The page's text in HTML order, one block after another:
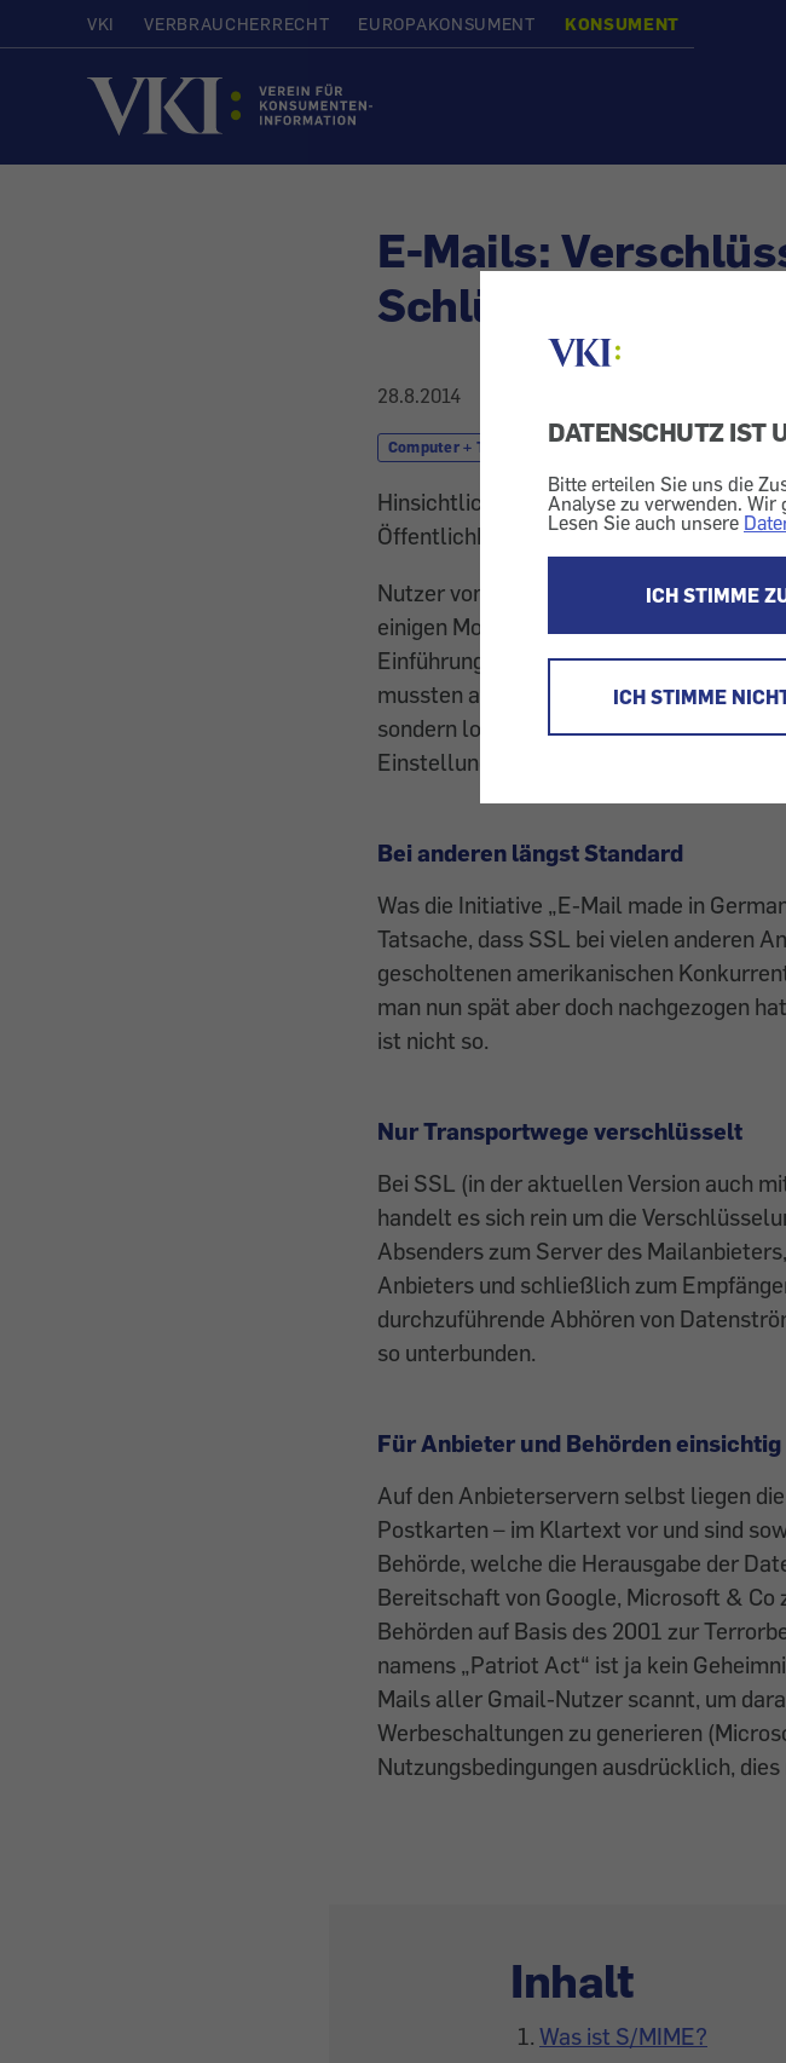
DATENSCHUTZ IST
Bitte erteilen Sie uns die
Analyse zu verwenden. Wir
Lesen Sie auch unsere
ICH STIMME
ICH STIMME
VKI VERBRAUCHERRECHT EUROPAKONSUMENT KONSUMENT
Startseite
E-Mails:
Schlüssel zu mehr
28.8.2014
Computer + Telekom E-Mail Geld + Recht
Hinsichtlich ihrer Anonymität sind E-
Öffentlichkeit müssen Sie aktiv eine
Nutzer von GMX- oder Web.de-
einigen Monaten mit Informationen
Einführung der SSL-Verschlüsselung
mussten aber nur jene User, die ihre
sondern lokal über einen E-Mail-Client
Einstellungsänderungen war die Sache
Bei anderen längst Standard
Was die Initiative „E-Mail made in
Tatsache, dass SSL bei vielen anderen
gescholtenen amerikanischen
man nun spät aber doch nachgezogen
ist nicht so.
Nur Transportwege verschlüsselt
Bei SSL (in der aktuellen Version auch
handelt es sich rein um die
Absenders zum Server des
Anbieters und schließlich zum
durchzuführende Abhören von
so unterbunden.
Für Anbieter und Behörden einsichtig
Auf den Anbieterservern selbst liegen
Postkarten – im Klartext vor und sind
Behörde, welche die Herausgabe der
Bereitschaft von Google, Microsoft &
Behörden auf Basis des 2001 zur
namens „Patriot Act“ ist ja kein
Mails aller Gmail-Nutzer scannt, um
Werbeschaltungen zu generieren
Nutzungsbedingungen ausdrücklich, dies
Inhalt
Was ist S/MIME?